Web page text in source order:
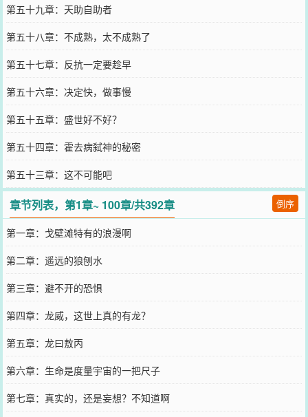
第五十九章：天助自助者
第五十八章：不成熟，太不成熟了
第五十七章：反抗一定要趁早
第五十六章：决定快，做事慢
第五十五章：盛世好不好？
第五十四章：霍去病弑神的秘密
第五十三章：这不可能吧
章节列表，第1章~ 100章/共392章 倒序
第一章：戈壁滩特有的浪漫啊
第二章：遥远的狼刨水
第三章：避不开的恐惧
第四章：龙威，这世上真的有龙？
第五章：龙曰敖丙
第六章：生命是度量宇宙的一把尺子
第七章：真实的，还是妄想？不知道啊